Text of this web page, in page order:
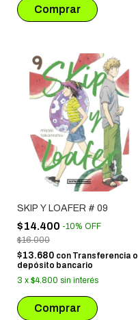
SKIP Y LOAFER # 09
$14.400 -10% OFF
$16.000
$13.680 con Transferencia o
depósito bancario
3 x $4.800 sin interés